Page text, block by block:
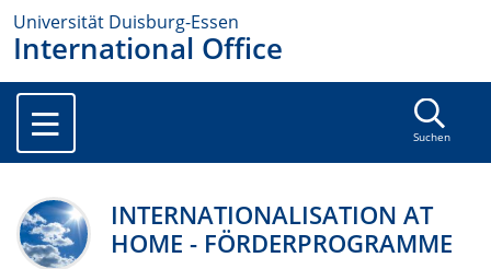
Universität Duisburg-Essen
International Office
Suchen
INTERNATIONALISATION AT
HOME - FÖRDERPROGRAMME